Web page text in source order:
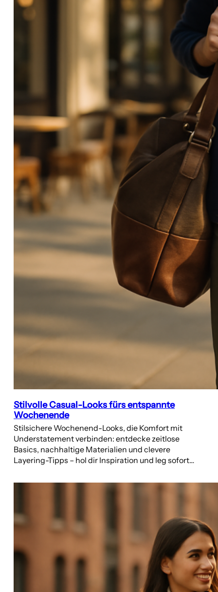
Stilvolle Casual-Looks fürs entspannte
Wochenende
Stilsichere Wochenend-Looks, die Komfort mit
Understatement verbinden: entdecke zeitlose
Basics, nachhaltige Materialien und clevere
Layering-Tipps – hol dir Inspiration und leg sofort…